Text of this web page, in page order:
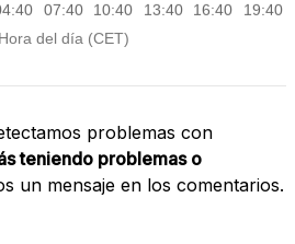
problemas con
teniendo problemas o
un mensaje en los comentarios.